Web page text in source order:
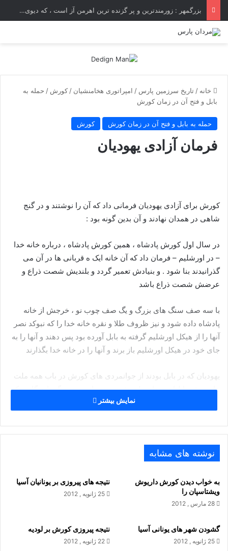
بزرگمهر : زورمندترین و پر گزنده ترین اهرمن آز است ، که دیوی است ستمکار و دیر ساز
خانه / تاریخ سرزمین پارس / امپراتوری هخامنشیان / کورش / حمله به
بابل و فتح آن در زمان کورش
حمله به بابل و فتح آن در زمان کورش کورش
فرمان آزادی یهودیان
کورش برای آزادی یهودیان فرمانی داد که آن را نوشتند و در گنج
شاهی در همدان نهادند و آن بدین گونه بود :
در سال اول کورش پادشاه ، همین کورش پادشاه ، درباره خانه خدا
– در اورشلیم – فرمان داد که آن خانه ایک ه قربانی ها در آن می
گذرانیدند بنا شود . و بنیادش تعمیر گردد و بلندیش شصت ذراع و
عرضش شصت ذراع باشد
با سه صف سنگ های بزرگ و یگ صف چوب نو ، خرجش از خانه
پادشاه داده شود و نیز ظروف طلا و نقره خانه خدا را که نبوکد نصر
آنها را از هیکل اورشلیم گرفته به بابل آورده بود پس دهند و آنها را به
جای خود در هیکل اورشلیم باز برند و آنها را در خانه خدا بگذارند
یهودیان که در بابل بودند از جوانمردی های کورش در باب همه ملت
ها به ویژه بابلیان چندان دلخوش نبودند . از سوی دیگر تا هنگامی که
راه رفتن به سوی سرزمین موعود بر رویشان باز نشده بود ، همواره
داد تنها دین داران تهی دست بدانجا شتافتند و گروهی از یهودیان
بماندند زیرا نیک میدانستند که بابل شهری بود بزرگ و ثروتمند و پر از
گرم و بیابانی و بی پول برتری داشت
نمایش بیشتر
نوشته های مشابه
به خواب دیدن کورش داریوش
ویشتاسپان را
28 مارس , 2012
نتیجه های پیروزی بر یونانیان آسیا
25 ژانویه , 2012
گشودن شهر های یونانی آسیا
25 ژانویه , 2012
نتیجه پیروزی کورش بر لودیه
22 ژانویه , 2012